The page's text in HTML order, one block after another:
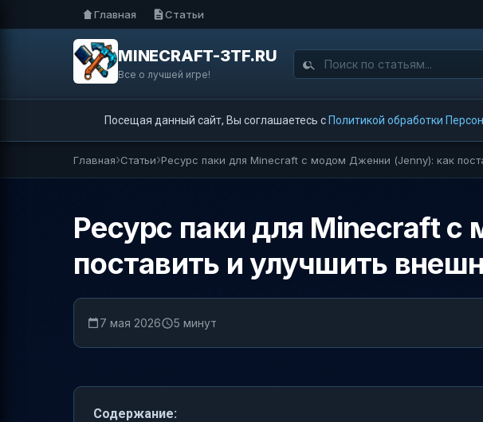
Главная Статьи
MINECRAFT-3TF.RU
Все о лучшей игре!
Посещая данный сайт, Вы соглашаетесь с Политикой обработки
Главная Статьи Ресурс паки для Minecraft с модом Дженни (Jenny): как
Ресурс паки для Minecraft
поставить и улучшить
7 мая 2026 5 минут
Содержание: